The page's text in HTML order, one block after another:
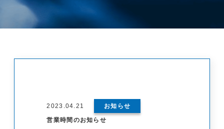
2023.04.21
お知らせ
営業時間のお知らせ